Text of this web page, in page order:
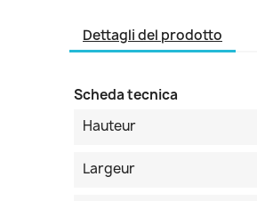
Dettagli del prodotto
Scheda tecnica
Hauteur
Largeur